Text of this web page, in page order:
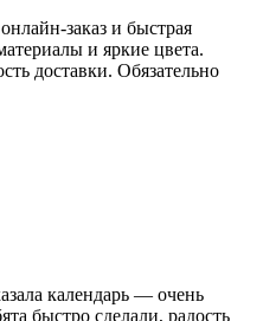
заказ и быстрая
и яркие цвета.
доставки. Обязательно
календарь — очень
быстро сделали, радость